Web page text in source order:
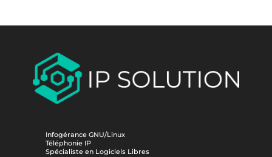
Infogérance GNU/Linux
Téléphonie IP
Spécialiste en Logiciels Libres